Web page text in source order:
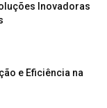
Inovadoras
e Eficiência na